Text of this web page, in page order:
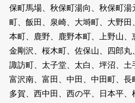
保町馬場、秋保町湯向、秋保町
町、飯田、泉崎、大塒町、大野田
本町、鹿野、鹿野本町、上野山、
金剛沢、桜木町、佐保山、四郎丸
諏訪町、太子堂、太白、坪沼、土
富沢南、富田、中田、中田町、長
多賀、西中田、西の平、日本平